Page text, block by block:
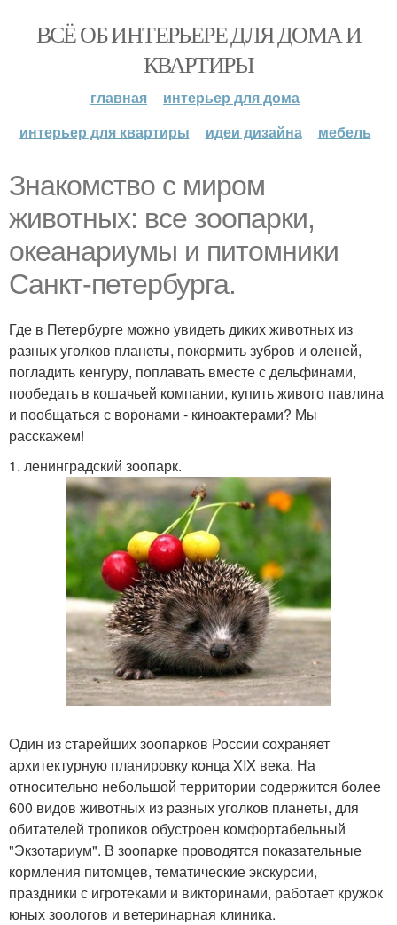
ВСЁ ОБ ИНТЕРЬЕРЕ ДЛЯ ДОМА И
КВАРТИРЫ
главная
интерьер для дома
интерьер для квартиры
идеи дизайна мебель
Знакомство с миром
животных: все зоопарки,
океанариумы и питомники
Санкт-петербурга.
Где в Петербурге можно увидеть диких животных из
разных уголков планеты, покормить зубров и оленей,
погладить кенгуру, поплавать вместе с дельфинами,
пообедать в кошачьей компании, купить живого павлина
и пообщаться с воронами - киноактерами? Мы
расскажем!
1. ленинградский зоопарк.
Один из старейших зоопарков России сохраняет
архитектурную планировку конца XIX века. На
относительно небольшой территории содержится более
600 видов животных из разных уголков планеты, для
обитателей тропиков обустроен комфортабельный
"Экзотариум". В зоопарке проводятся показательные
кормления питомцев, тематические экскурсии,
праздники с игротеками и викторинами, работает кружок
юных зоологов и ветеринарная клиника.